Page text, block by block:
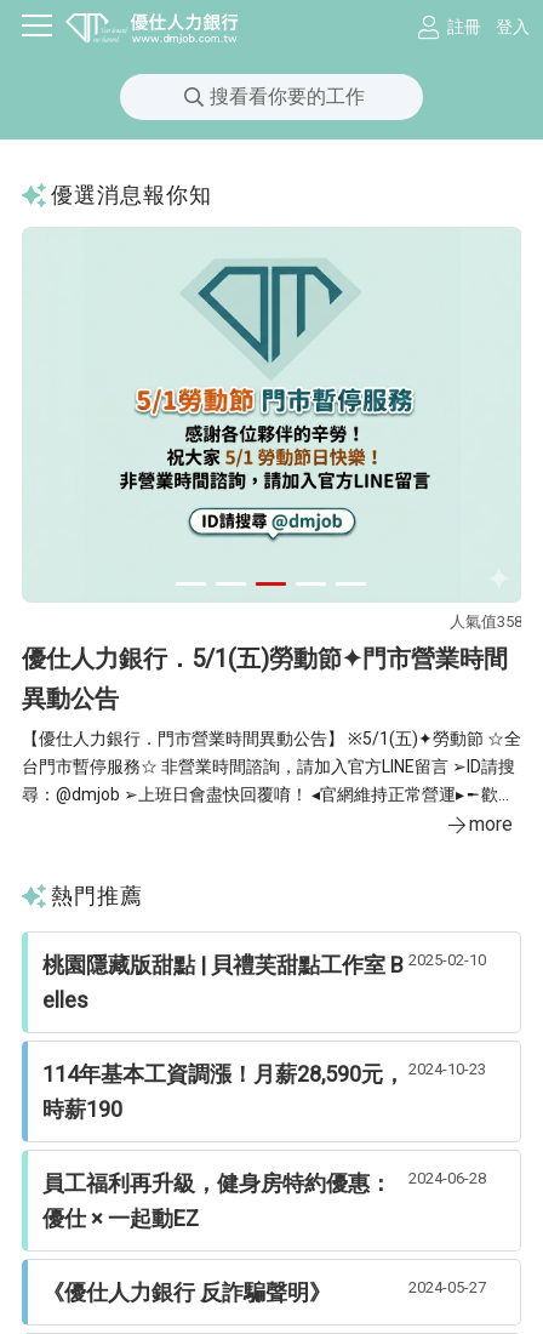
註冊 登入
搜看看你要的工作
優選消息報你知
人氣值358
優仕人力銀行．5/1(五)勞動節✦門市營業時間
異動公告
【優仕人力銀行．門市營業時間異動公告】 ※5/1(五)✦勞動節 ☆全
台門市暫停服務☆ 非營業時間諮詢，請加入官方LINE留言 ➢ID請搜
尋：@dmjob ➢上班日會盡快回覆唷！ ◂官網維持正常營運▸ ╾ 歡迎
more
熱門推薦
桃園隱藏版甜點 | 貝禮芙甜點工作室 B
elles
2025-02-10
114年基本工資調漲！月薪28,590元，
時薪190
2024-10-23
員工福利再升級，健身房特約優惠：
優仕 × 一起動EZ
2024-06-28
《優仕人力銀行 反詐騙聲明》 2024-05-27